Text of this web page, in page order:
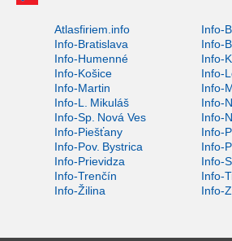
Atlasfiriem.info
Info-
Info-Bratislava
Info-
Info-Humenné
Info-
Info-Košice
Info-
Info-Martin
Info-
Info-L. Mikuláš
Info-
Info-Sp. Nová Ves
Info-
Info-Piešťany
Info-
Info-Pov. Bystrica
Info-
Info-Prievidza
Info-
Info-Trenčín
Info-
Info-Žilina
Info-